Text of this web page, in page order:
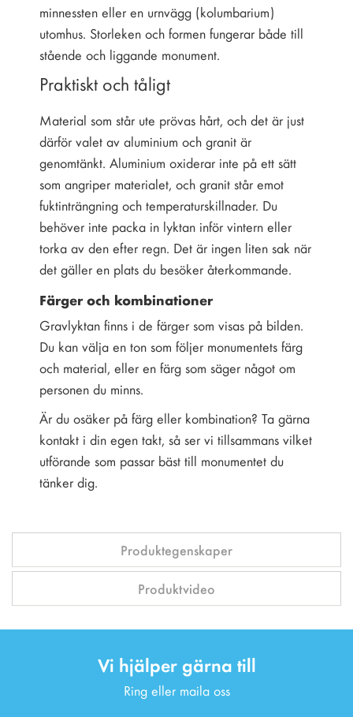
minnessten eller en urnvägg (kolumbarium)
utomhus. Storleken och formen fungerar både till
stående och liggande monument.
Praktiskt och tåligt
Material som står ute prövas hårt, och det är just
därför valet av aluminium och granit är
genomtänkt. Aluminium oxiderar inte på ett sätt
som angriper materialet, och granit står emot
fuktinträngning och temperaturskillnader. Du
behöver inte packa in lyktan inför vintern eller
torka av den efter regn. Det är ingen liten sak när
det gäller en plats du besöker återkommande.
Färger och kombinationer
Gravlyktan finns i de färger som visas på bilden.
Du kan välja en ton som följer monumentets färg
och material, eller en färg som säger något om
personen du minns.
Är du osäker på färg eller kombination? Ta gärna
kontakt i din egen takt, så ser vi tillsammans vilket
utförande som passar bäst till monumentet du
tänker dig.
Produktegenskaper
Produktvideo
Vi hjälper gärna till
Ring eller maila oss